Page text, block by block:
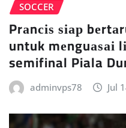
SOCCER
Prаnсіѕ ѕіар
untuk mеnguаѕаі
semifinal Piala
adminvps78 Jul